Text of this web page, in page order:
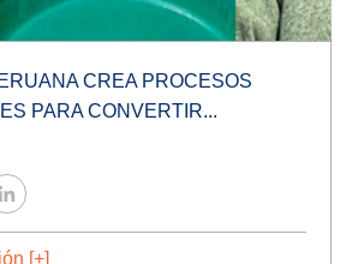
CREA PROCESOS
PARA CONVERTIR...
[+]